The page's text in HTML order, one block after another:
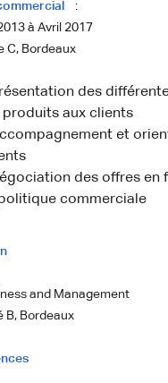
:
à Avril 2017
C, Bordeaux
des
produits aux clients
et
des offres en
commerciale
and Management
B, Bordeaux